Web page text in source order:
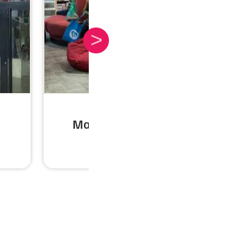
Maison de quartier du